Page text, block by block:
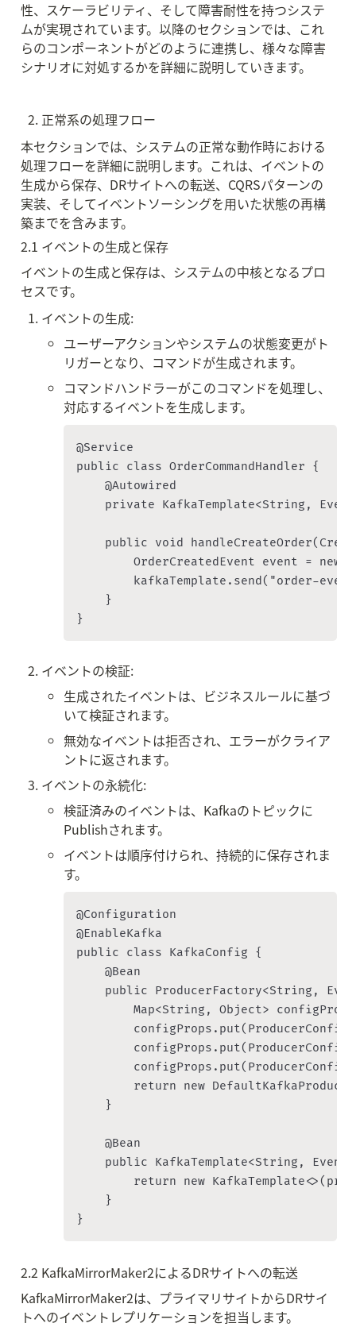
性、スケーラビリティ、そして障害耐性を持つシステ
ムが実現されています。以降のセクションでは、これ
らのコンポーネントがどのように連携し、様々な障害
シナリオに対処するかを詳細に説明していきます。
正常系の処理フロー
本セクションでは、システムの正常な動作時における
処理フローを詳細に説明します。これは、イベントの
生成から保存、DRサイトへの転送、CQRSパターンの
実装、そしてイベントソーシングを用いた状態の再構
築までを含みます。
2.1 イベントの生成と保存
イベントの生成と保存は、システムの中核となるプロ
セスです。
イベントの生成:
ユーザーアクションやシステムの状態変更がト
リガーとなり、コマンドが生成されます。
コマンドハンドラーがこのコマンドを処理し、
対応するイベントを生成します。
@Service
public class OrderCommandHandler {
    @Autowired
private KafkaTemplate<String,
public void
OrderCreatedEvent event = new
kafkaTemplate.send("order-
    }
イベントの検証:
生成されたイベントは、ビジネスルールに基づ
いて検証されます。
無効なイベントは拒否され、エラーがクライア
ントに返されます。
イベントの永続化:
検証済みのイベントは、Kafkaのトピックに
Publishされます。
イベントは順序付けられ、持続的に保存されま
す。
@Configuration
@EnableKafka
public class KafkaConfig {
    @Bean
public ProducerFactory<String,
Map<String, Object>
return new
    }
    @Bean
public KafkaTemplate<String,
return new
    }
2.2 KafkaMirrorMaker2によるDRサイトへの転送
KafkaMirrorMaker2は、プライマリサイトからDRサイ
トへのイベントレプリケーションを担当します。